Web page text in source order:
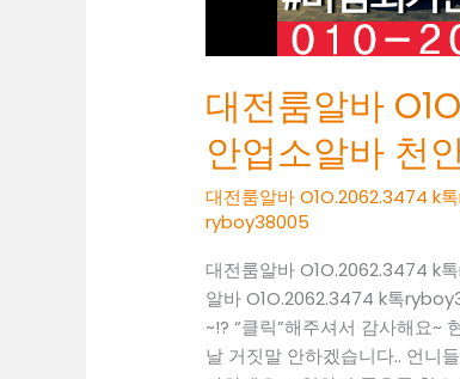
대전룸알바
안업소알바 천
대전룸알바 O1O.2062.3474 k
ryboy38005
대전룸알바 O1O.2062.3474 k
알바 O1O.2062.3474 k톡
~!? “클릭”해주셔서 감사해요~
날 거짓말 안하겠습니다.. 언니
안
알
바
천
안
노
래
방
도